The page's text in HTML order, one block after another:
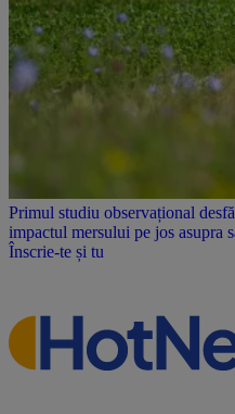
Primul studiu observațional
impactul mersului pe jos asupra
Înscrie-te și tu